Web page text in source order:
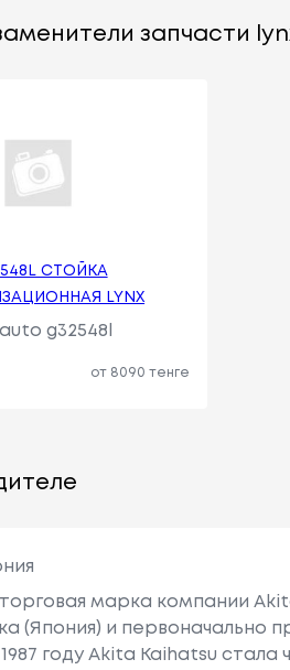
запчасти
СТОЙКА
LYNX
g32548l
от 8090 тенге
марка компании
(Япония) и первоначально
году Akita Kaihatsu